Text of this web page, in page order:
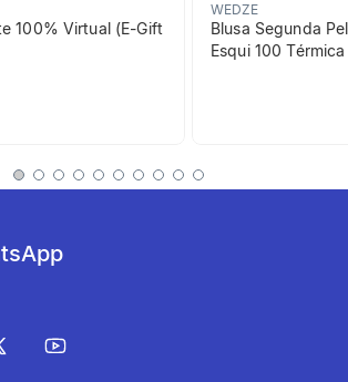
e em laboratório
100% Virtual (E-Gift
WEDZE
Blusa Segunda
Esqui 100